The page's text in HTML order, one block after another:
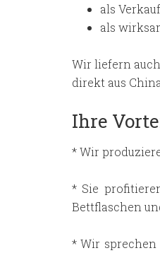
als
als
Wir liefern
direkt aus
Ihre
* Wir
* Sie
Bettflaschen
* Wir